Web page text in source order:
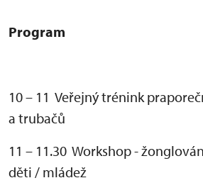
Program
10 – 11 Veřejný trénink prapore
a trubačů
11 – 11.30 Workshop - žonglov
děti / mládež